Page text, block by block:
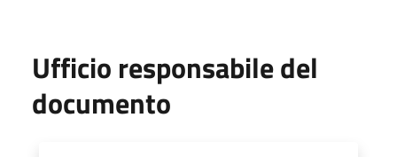
Ufficio responsabile del
documento